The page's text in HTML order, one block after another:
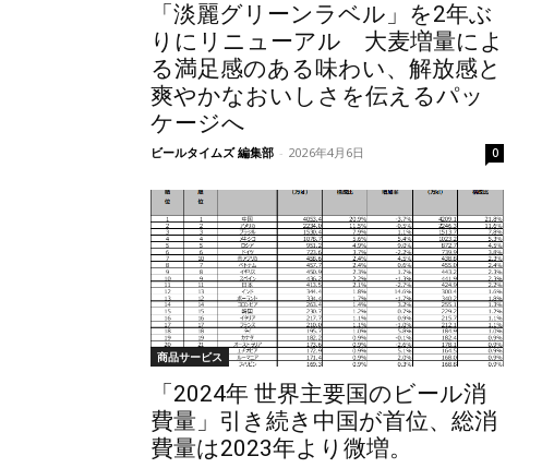
「淡麗グリーンラベル」を2年ぶ
りにリニューアル 大麦増量によ
る満足感のある味わい、解放感と
爽やかなおいしさを伝えるパッ
ケージへ
ビールタイムズ 編集部 - 2026年4月6日 0
商品サービス
「2024年 世界主要国のビール消
費量」引き続き中国が首位、総消
費量は2023年より微増。